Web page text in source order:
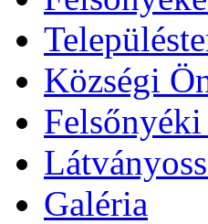
Községi
Galéria